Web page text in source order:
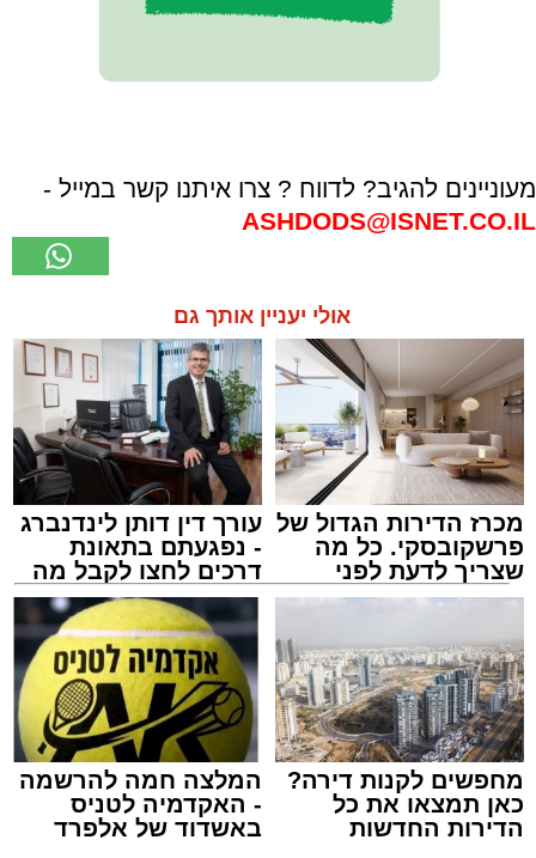
מעוניינים להגיב? לדווח ? צרו איתנו קשר במייל -
ASHDODS@ISNET.CO.IL
אולי יעניין אותך גם
מכרז הדירות הגדול של
פרשקובסקי. כל מה
שצריך לדעת לפני
שמגישים הצעה לדירה
עורך דין דותן לינדנברג
- נפגעתם בתאונת
דרכים לחצו לקבל מה
שמגיע לכם
מחפשים לקנות דירה?
כאן תמצאו את כל
הדירות החדשות
המלצה חמה להרשמה
- האקדמיה לטניס
באשדוד של אלפרד